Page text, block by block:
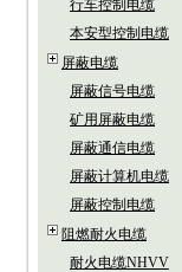
行车控制电缆
本安型控制电缆
屏蔽电缆
屏蔽信号电缆
矿用屏蔽电缆
屏蔽通信电缆
屏蔽计算机电缆
屏蔽控制电缆
阻燃耐火电缆
耐火电缆NHVV